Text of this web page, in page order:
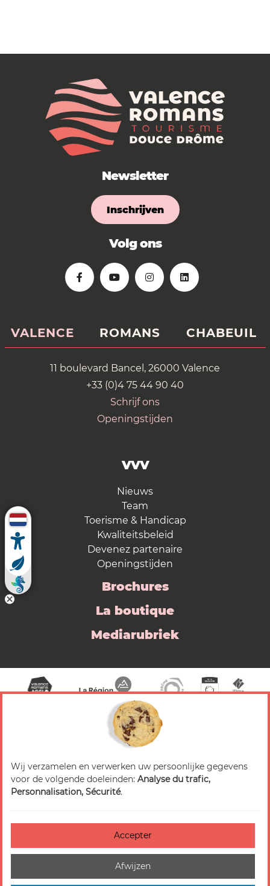
Newsletter
Inschrijven
Volg ons
VALENCE ROMANS CHABEUIL
11 boulevard Bancel, 26000 Valence
+33 (0)4 75 44 90 40
Schrijf ons
Openingstijden
VVV
Nieuws
Team
Toerisme & Handicap
Kwaliteitsbeleid
Devenez partenaire
Openingstijden
Brochures
La boutique
Mediarubriek
© 2026 Valence Romans Tourisme — Alle rechten
voorbehouden
Titels
Accessibilité : non-conforme
Beheer van cookies
Wij verzamelen en verwerken uw persoonlijke gegevens
voor de volgende doeleinden: Analyse du trafic,
Personnalisation, Sécurité.
Accepter
Afwijzen